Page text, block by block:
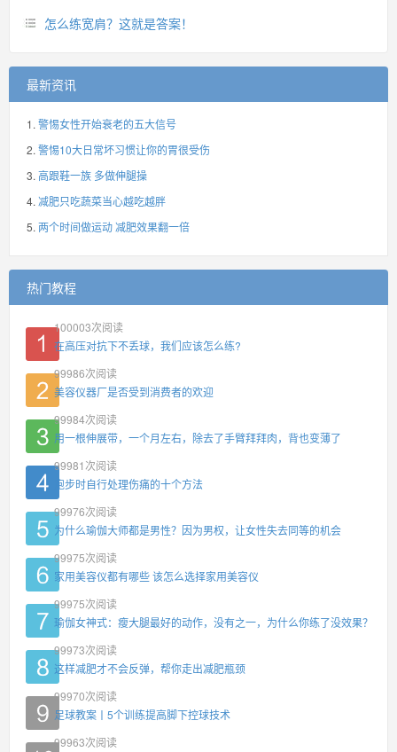
怎么练宽肩？这就是答案！
最新资讯
警惕女性开始衰老的五大信号
警惕10大日常坏习惯让你的胃很受伤
高跟鞋一族 多做伸腿操
减肥只吃蔬菜当心越吃越胖
两个时间做运动 减肥效果翻一倍
热门教程
100003次阅读
在高压对抗下不丢球，我们应该怎么练?
99986次阅读
美容仪器厂是否受到消费者的欢迎
99984次阅读
用一根伸展带，一个月左右，除去了手臂拜拜肉，背也变薄了
99981 次阅读
跑步时自行处理伤痛的十个方法
99976次阅读
为什么瑜伽大师都是男性？因为男权，让女性失去同等的机会
99975次阅读
家用美容仪都有哪些 该怎么选择家用美容仪
99975次阅读
瑜伽女神式：瘦大腿最好的动作，没有之一，为什么你练了没效果？
99973次阅读
这样减肥才不会反弹，帮你走出减肥瓶颈
99970次阅读
足球教案丨5个训练提高脚下控球技术
99963次阅读